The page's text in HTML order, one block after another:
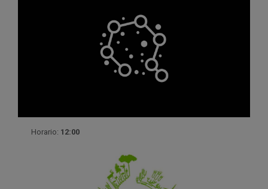
Horario: 12:00